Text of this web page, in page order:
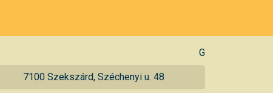
G
7100 Szekszárd, Széchenyi u. 48